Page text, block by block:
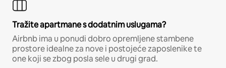
Tražite apartmane s dodatnim uslugama?
Airbnb ima u ponudi dobro opremljene stambene
prostore idealne za nove i postojeće zaposlenike te
one koji se zbog posla sele u drugi grad.